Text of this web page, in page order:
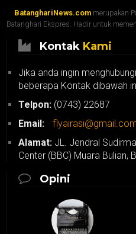
BatanghariNews.commerupakan
Batanghari Ekspres. Hadir untuk
Kontak Kami
Jika anda ingin
beberapa Kontak dibawah
Telpon: (0743) 22687
Email:
Alamat: JL. Jendral
Center (BBC) Muara Bulian,
Opini